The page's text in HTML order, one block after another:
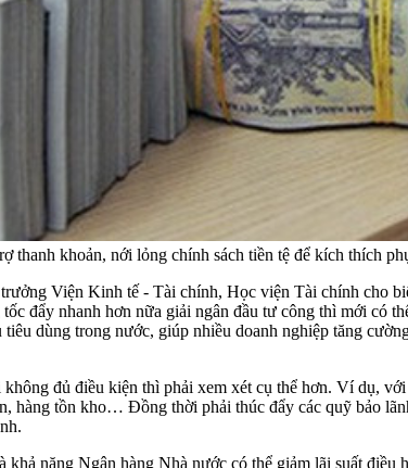
thanh khoản, nới lỏng chính sách tiền tệ để kích thích
Viện Kinh tế - Tài chính, Học viện Tài chính cho
đẩy nhanh hơn nữa giải ngân đầu tư công thì mới có
dùng trong nước, giúp nhiều doanh nghiệp tăng
đủ điều kiện thì phải xem xét cụ thể hơn. Ví dụ,
hàng tồn kho… Đồng thời phải thúc đẩy các quỹ bảo
năng Ngân hàng Nhà nước có thể giảm lãi suất